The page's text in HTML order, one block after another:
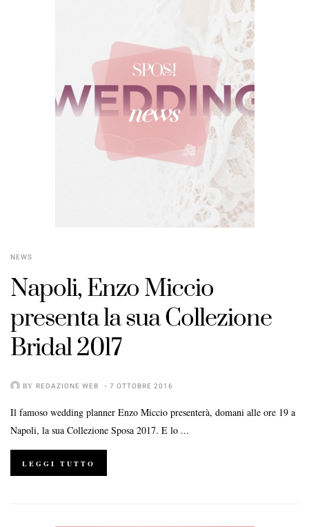
NEWS
Napoli, Enzo Miccio
presenta la sua Collezione
Bridal 2017
BY REDAZIONE WEB 7 OTTOBRE 2016
Il famoso wedding planner Enzo Miccio presenterà, domani alle ore 19 a
Napoli, la sua Collezione Sposa 2017. E lo ...
LEGGI TUTTO